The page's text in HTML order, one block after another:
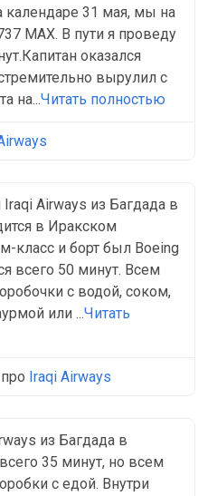
календаре 31 мая, мы на
MAX. В пути я проведу
оказался
вырулил с
на...Читать полностью
Airways из Багдада в
в Иракском
класс и борт был Boeing
всего 50 минут. Всем
с водой, соком,
или ...Читать
про Iraqi Airways
из Багдада в
35 минут, но всем
с едой. Внутри